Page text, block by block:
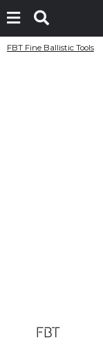
FBT Fine Ballistic Tools